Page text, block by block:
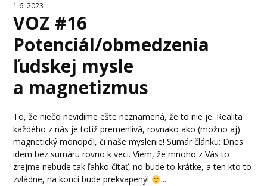
1.6. 2023
VOZ #16
Potenciál/obmedzenia
ľudskej mysle
a magnetizmus
To, že niečo nevidíme ešte neznamená, že to nie je. Realita
každého z nás je totiž premenlivá, rovnako ako (možno aj)
magnetický monopól, či naše myslenie! Sumár článku: Dnes
idem bez sumáru rovno k veci. Viem, že mnoho z Vás to
zrejme nebude tak ľahko čítať, no bude to krátke, a ten kto to
zvládne, na konci bude prekvapený!
...